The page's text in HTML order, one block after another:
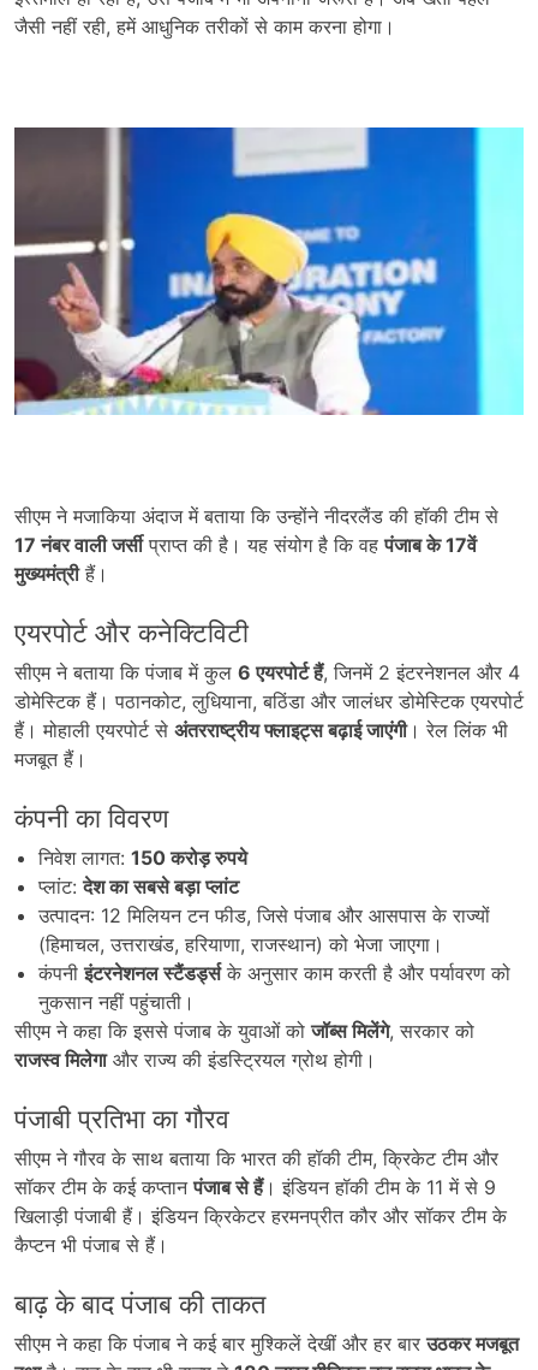
जैसी नहीं रही, हमें आधुनिक तरीकों से काम करना होगा।
सीएम ने मजाकिया अंदाज में बताया कि उन्होंने नीदरलैंड की हॉकी टीम से
17नंबर वाली जर्सीप्राप्त की है। यह संयोग है कि वहपंजाब के 17वें
मुख्यमंत्रीहैं।
एयरपोर्ट और कनेक्टिविटी
सीएम ने बताया कि पंजाब में कुल 6एयरपोर्ट हैं, जिनमें 2 इंटरनेशनल और 4
डोमेस्टिक हैं। पठानकोट, लुधियाना, बठिंडा और जालंधर डोमेस्टिक एयरपोर्ट
हैं। मोहाली एयरपोर्ट से अंतरराष्ट्रीय फ्लाइट्स बढ़ाई जाएंगी। रेल लिंक भी
मजबूत हैं।
कंपनी का विवरण
निवेश लागत: 150करोड़ रुपये
प्लांट:देश का सबसे बड़ा प्लांट
उत्पादन: 12 मिलियन टन फीड, जिसे पंजाब और आसपास के राज्यों
(हिमाचल, उत्तराखंड, हरियाणा, राजस्थान) को भेजा जाएगा।
कंपनीइंटरनेशनल स्टैंडर्ड्सके अनुसार काम करती है और पर्यावरण को
नुकसान नहीं पहुंचाती।
सीएम ने कहा कि इससे पंजाब के युवाओं कोजॉब्स मिलेंगे, सरकार को
राजस्व मिलेगाऔर राज्य की इंडस्ट्रियल ग्रोथ होगी।
पंजाबी प्रतिभा का गौरव
सीएम ने गौरव के साथ बताया कि भारत की हॉकी टीम, क्रिकेट टीम और
सॉकर टीम के कई कप्तानपंजाब से हैं। इंडियन हॉकी टीम के 11 में से 9
खिलाड़ी पंजाबी हैं। इंडियन क्रिकेटर हरमनप्रीत कौर और सॉकर टीम के
कैप्टन भी पंजाब से हैं।
बाढ़ के बाद पंजाब की ताकत
सीएम ने कहा कि पंजाब ने कई बार मुश्किलें देखीं और हर बारउठकर मजबूत